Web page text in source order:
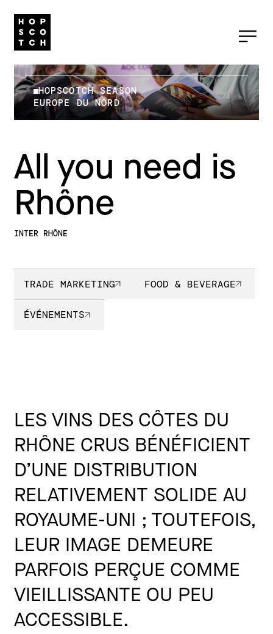
HOPSCOTCH SEASON
EUROPE DU NORD
All you need is
Rhône
INTER RHÔNE
TRADE MARKETING FOOD & BEVERAGE
ÉVÉNEMENTS
LES VINS DES CÔTES DU
RHÔNE CRUS BÉNÉFICIENT
D’UNE DISTRIBUTION
RELATIVEMENT SOLIDE AU
ROYAUME-UNI ; TOUTEFOIS,
LEUR IMAGE DEMEURE
PARFOIS PERÇUE COMME
VIEILLISSANTE OU PEU
ACCESSIBLE.